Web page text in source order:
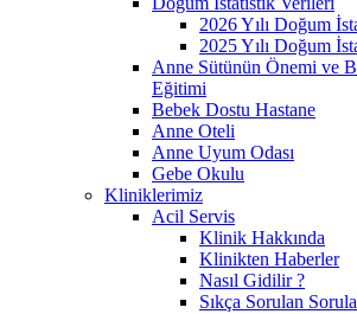
2026 Yılı Doğum
2025 Yılı Doğum
Anne Sütünün Önemi ve
Eğitimi
Bebek Dostu Hastane
Anne Oteli
Anne Uyum Odası
Gebe Okulu
Kliniklerimiz
Acil Servis
Klinik Hakkında
Klinikten Haberler
Nasıl Gidilir ?
Sıkça Sorulan